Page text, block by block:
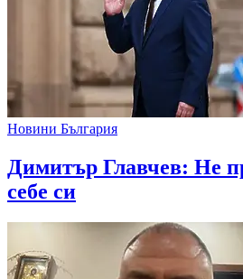
Новини България
Димитър Главчев: Не
себе си